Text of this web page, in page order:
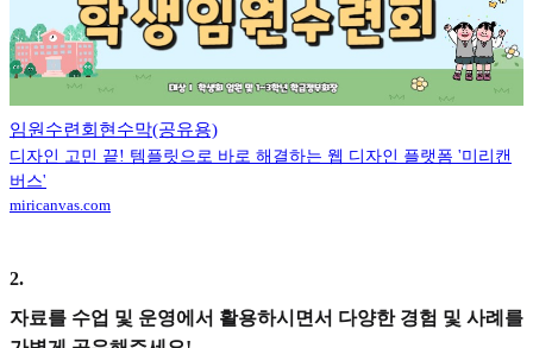
임원수련회현수막(공유용)
디자인 고민 끝! 템플릿으로 바로 해결하는 웹 디자인 플랫폼 '미리캔
버스'
miricanvas.com
2.
자료를 수업 및 운영에서 활용하시면서 다양한 경험 및 사례를